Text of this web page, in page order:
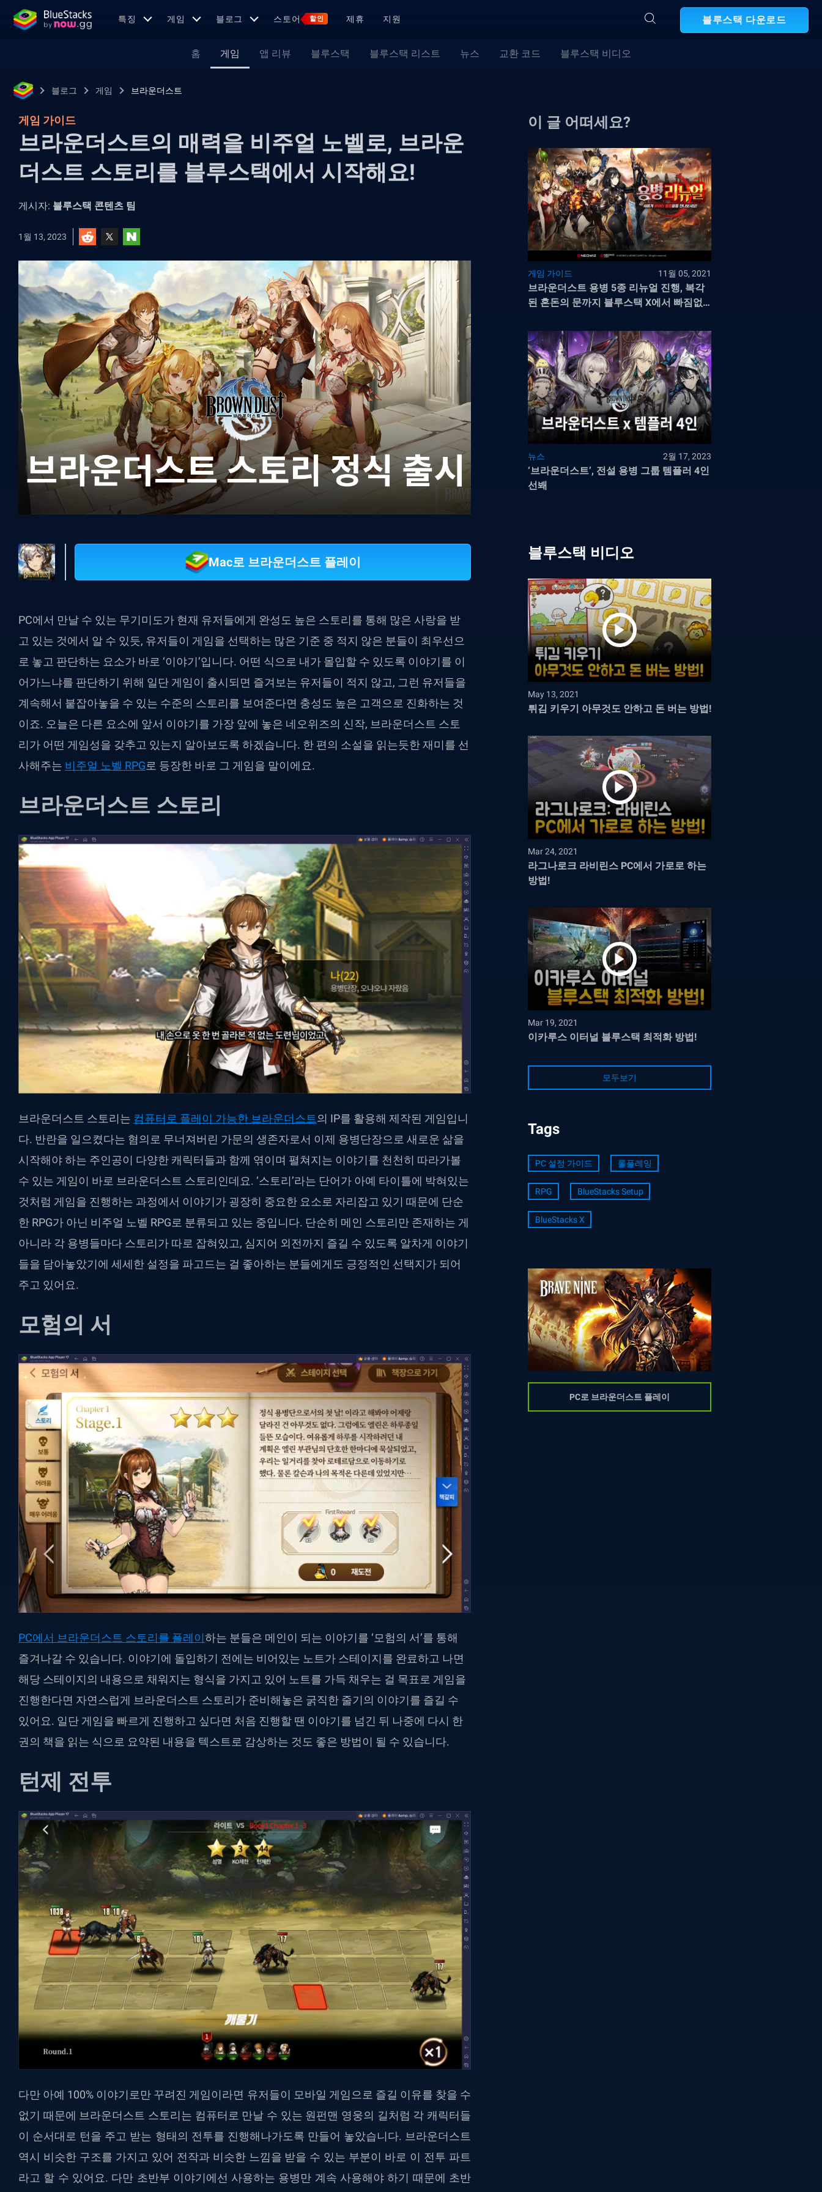
특징 게임 블로그 스토어 할인 제휴 지원 블루스택 다운로드
홈 게임 앱 리뷰 블루스택 블루스택 리스트 뉴스 교환 코드 블루스택 비디오
블로그 게임 브라운더스트
게임 가이드
브라운더스트의 매력을 비주얼 노벨로, 브라운
더스트 스토리를 블루스택에서 시작해요!
게시자: 블루스택 콘텐츠 팀
1월 13, 2023
Mac로 브라운더스트 플레이
PC에서 만날 수 있는 무기미도가 현재 유저들에게 완성도 높은 스토리를 통해 많은 사랑을 받
고 있는 것에서 알 수 있듯, 유저들이 게임을 선택하는 많은 기준 중 적지 않은 분들이 최우선으
로 놓고 판단하는 요소가 바로 ‘이야기’입니다. 어떤 식으로 내가 몰입할 수 있도록 이야기를 이
어가느냐를 판단하기 위해 일단 게임이 출시되면 즐겨보는 유저들이 적지 않고, 그런 유저들을
계속해서 붙잡아놓을 수 있는 수준의 스토리를 보여준다면 충성도 높은 고객으로 진화하는 것
이죠. 오늘은 다른 요소에 앞서 이야기를 가장 앞에 놓은 네오위즈의 신작, 브라운더스트 스토
리가 어떤 게임성을 갖추고 있는지 알아보도록 하겠습니다. 한 편의 소설을 읽는듯한 재미를 선
사해주는 비주얼 노벨 RPG로 등장한 바로 그 게임을 말이에요.
브라운더스트 스토리
브라운더스트 스토리는 컴퓨터로 플레이 가능한 브라운더스트의 IP를 활용해 제작된 게임입니
다. 반란을 일으켰다는 혐의로 무너져버린 가문의 생존자로서 이제 용병단장으로 새로운 삶을
시작해야 하는 주인공이 다양한 캐릭터들과 함께 엮이며 펼쳐지는 이야기를 천천히 따라가볼
수 있는 게임이 바로 브라운더스트 스토리인데요. ‘스토리’라는 단어가 아예 타이틀에 박혀있는
것처럼 게임을 진행하는 과정에서 이야기가 굉장히 중요한 요소로 자리잡고 있기 때문에 단순
한 RPG가 아닌 비주얼 노벨 RPG로 분류되고 있는 중입니다. 단순히 메인 스토리만 존재하는 게
아니라 각 용병들마다 스토리가 따로 잡혀있고, 심지어 외전까지 즐길 수 있도록 알차게 이야기
들을 담아놓았기에 세세한 설정을 파고드는 걸 좋아하는 분들에게도 긍정적인 선택지가 되어
주고 있어요.
모험의 서
PC에서 브라운더스트 스토리를 플레이하는 분들은 메인이 되는 이야기를 ‘모험의 서’를 통해
즐겨나갈 수 있습니다. 이야기에 돌입하기 전에는 비어있는 노트가 스테이지를 완료하고 나면
해당 스테이지의 내용으로 채워지는 형식을 가지고 있어 노트를 가득 채우는 걸 목표로 게임을
진행한다면 자연스럽게 브라운더스트 스토리가 준비해놓은 굵직한 줄기의 이야기를 즐길 수
있어요. 일단 게임을 빠르게 진행하고 싶다면 처음 진행할 땐 이야기를 넘긴 뒤 나중에 다시 한
권의 책을 읽는 식으로 요약된 내용을 텍스트로 감상하는 것도 좋은 방법이 될 수 있습니다.
턴제 전투
다만 아예 100% 이야기로만 꾸려진 게임이라면 유저들이 모바일 게임으로 즐길 이유를 찾을 수
없기 때문에 브라운더스트 스토리는 컴퓨터로 만날 수 있는 원펀맨 영웅의 길처럼 각 캐릭터들
이 순서대로 턴을 주고 받는 형태의 전투를 진행해나가도록 만들어 놓았습니다. 브라운더스트
역시 비슷한 구조를 가지고 있어 전작과 비슷한 느낌을 받을 수 있는 부분이 바로 이 전투 파트
라고 할 수 있어요. 다만 초반부 이야기에선 사용하는 용병만 계속 사용해야 하기 때문에 초반
이 글 어떠세요?
게임 가이드 11월 05, 2021
브라운더스트 용병 5종 리뉴얼 진행, 복각
된 혼돈의 문까지 블루스택 X에서 빠짐없
뉴스 2월 17, 2023
‘브라운더스트’, 전설 용병 그룹 템플러 4인
선봬
블루스택 비디오
May 13, 2021
튀김 키우기 아무것도 안하고 돈 버는 방법!
Mar 24, 2021
라그나로크 라비린스 PC에서 가로로 하는
방법!
Mar 19, 2021
이카루스 이터널 블루스택 최적화 방법!
모두보기
Tags
PC 설정 가이드 롤플레잉
RPG BlueStacks Setup
BlueStacks X
PC로 브라운더스트 플레이